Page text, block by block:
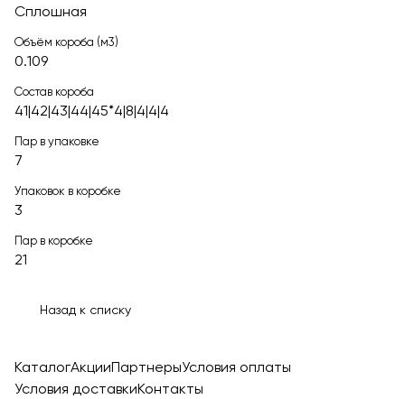
Сплошная
Объём короба (м3)
0.109
Состав короба
41|42|43|44|45*4|8|4|4|4
Пар в упаковке
7
Упаковок в коробке
3
Пар в коробке
21
Назад к списку
КаталогАкции ПартнерыУсловия оплаты
Условия доставкиКонтакты